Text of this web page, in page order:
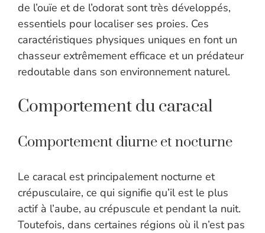
de l’ouïe et de l’odorat sont très développés,
essentiels pour localiser ses proies. Ces
caractéristiques physiques uniques en font un
chasseur extrêmement efficace et un prédateur
redoutable dans son environnement naturel.
Comportement du caracal
Comportement diurne et nocturne
Le caracal est principalement nocturne et
crépusculaire, ce qui signifie qu’il est le plus
actif à l’aube, au crépuscule et pendant la nuit.
Toutefois, dans certaines régions où il n’est pas